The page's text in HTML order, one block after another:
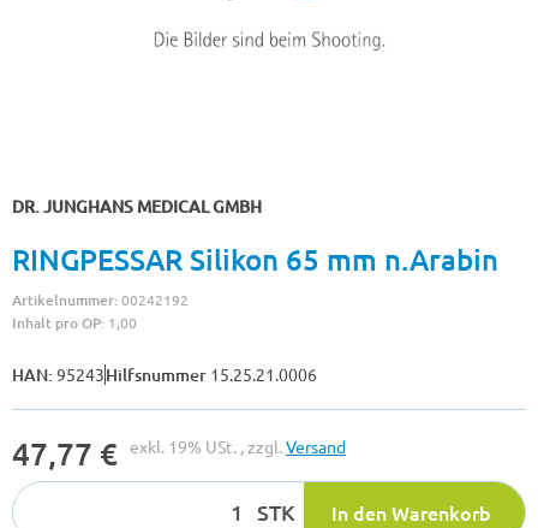
DR. JUNGHANS MEDICAL GMBH
RINGPESSAR Silikon 65 mm n.Arabin
Artikelnummer:00242192
Inhalt pro OP: 1,00
HAN: 95243Hilfsnummer 15.25.21.0006
47,77 € exkl. 19% USt. , zzgl.Versand
STK In den Warenkorb